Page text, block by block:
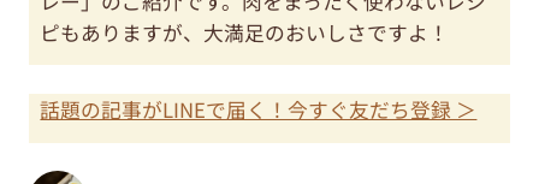
ピもありますが、大満足のおいしさですよ！
話題の記事がLINEで届く！今すぐ友だち登録 ＞